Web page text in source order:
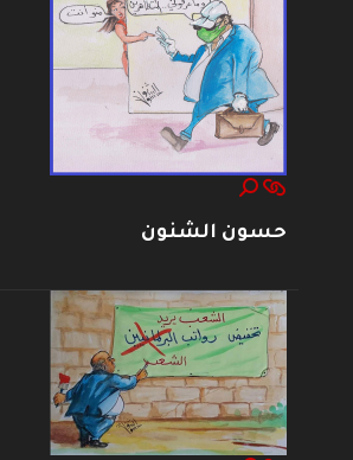
حسون الشنون